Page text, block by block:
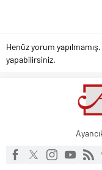
Henüz yorum
yapabilirsiniz.